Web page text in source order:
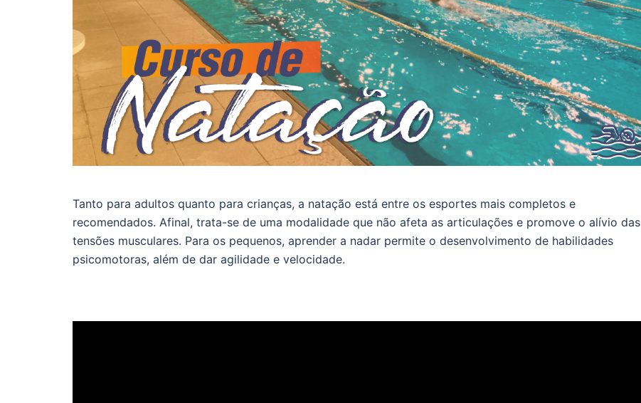
Tanto para adultos quanto para crianças, a natação está entre os esportes mais completos e
recomendados. Afinal, trata-se de uma modalidade que não afeta as articulações e promove o alívio das
tensões musculares. Para os pequenos, aprender a nadar permite o desenvolvimento de habilidades
psicomotoras, além de dar agilidade e velocidade.